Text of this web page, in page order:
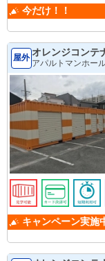
今だけ！！
屋外 オレンジコンテ
アパルトマンホー
キャンペーン実施